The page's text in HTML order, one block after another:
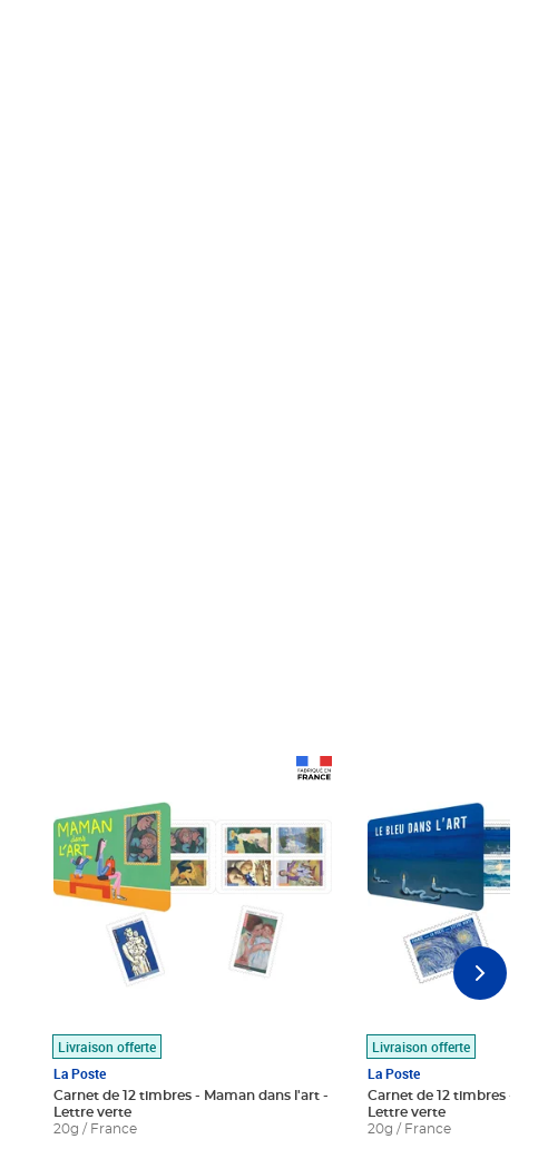
Livraison offerte
La Poste
Carnet de 12 timbres - Maman dans l'art -
Lettre verte
20g / France
Livraison offerte
La Poste
Carnet de 12 timbres - Le
Lettre verte
20g / France